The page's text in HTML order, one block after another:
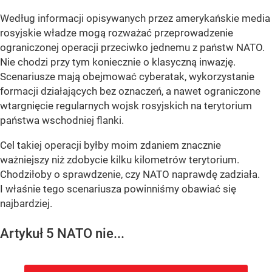
Według informacji opisywanych przez amerykańskie media
rosyjskie władze mogą rozważać przeprowadzenie
ograniczonej operacji przeciwko jednemu z państw NATO.
Nie chodzi przy tym koniecznie o klasyczną inwazję.
Scenariusze mają obejmować cyberatak, wykorzystanie
formacji działających bez oznaczeń, a nawet ograniczone
wtargnięcie regularnych wojsk rosyjskich na terytorium
państwa wschodniej flanki.
Cel takiej operacji byłby moim zdaniem znacznie
ważniejszy niż zdobycie kilku kilometrów terytorium.
Chodziłoby o sprawdzenie, czy NATO naprawdę zadziała.
I właśnie tego scenariusza powinniśmy obawiać się
najbardziej.
Artykuł 5 NATO nie...